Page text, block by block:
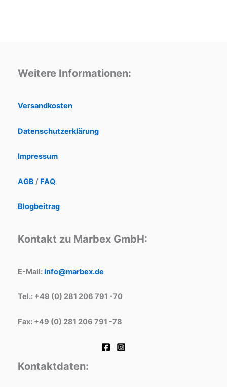
Weitere Informationen:
Versandkosten
Datenschutzerklärung
Impressum
AGB / FAQ
Blogbeitrag
Kontakt zu Marbex GmbH:
E-Mail:info@marbex.de
Tel.: +49 (0) 281 206 791 -70
Fax: +49 (0) 281 206 791 -78
Kontaktdaten: